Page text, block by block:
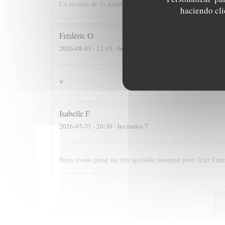
haciendo
La revisite de la streetfood est une superbe idée ! La
Frédéric O
2026-08-03 - 12:15 - Invitados 3
♥️
IsabelleF
2026-07-31 - 20:30 - Invitados 7
Nous avons passé un très agréable moment pour fêter